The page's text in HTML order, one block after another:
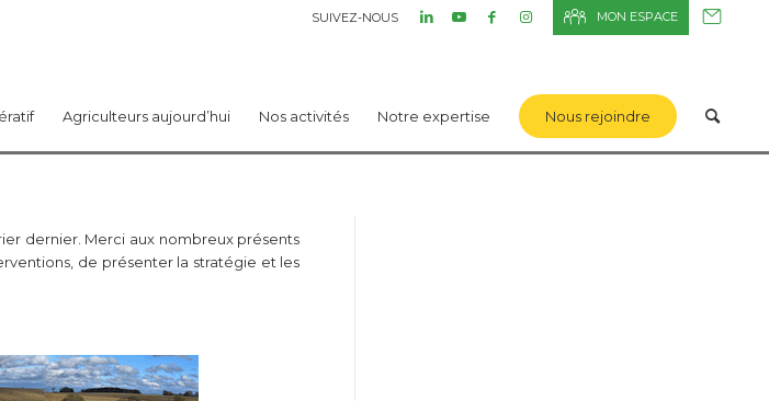
SUIVEZ-NOUS MON ESPACE
Agriculteurs aujourd’hui Nos activités Notre expertise Nous rejoindre
dernier. Merci aux nombreux présents
de présenter la stratégie et les